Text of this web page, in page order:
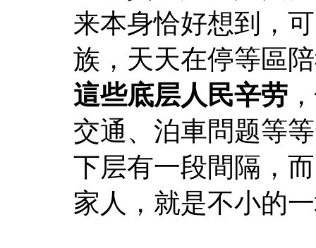
来本身恰好想到，
族，天天在停等區
這些底层人民辛劳 ，
交通、泊車問题等
下层有一段間隔，
家人，就是不小的